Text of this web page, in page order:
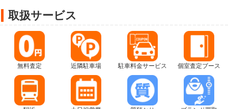
取扱サービス
無料査定 近隣駐車場 駐車料金サービス 個室査定ブース